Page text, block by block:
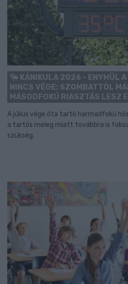
KÁNIKULA 2026 - ENYHÜL A
NINCS VÉGE: SZOMBATTÓL
MÁSODFOKÚ RIASZTÁS LESZ
A július vége óta tartó harmadfokú
a tartós meleg miatt továbbra is
szükség.